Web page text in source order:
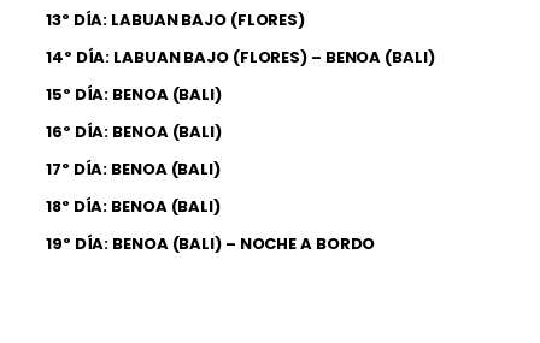
13º DÍA: LABUAN BAJO (FLORES)
14º DÍA: LABUAN BAJO (FLORES) – BENOA (BALI)
15º DÍA: BENOA (BALI)
16º DÍA: BENOA (BALI)
17º DÍA: BENOA (BALI)
18º DÍA: BENOA (BALI)
19º DÍA: BENOA (BALI) – NOCHE A BORDO